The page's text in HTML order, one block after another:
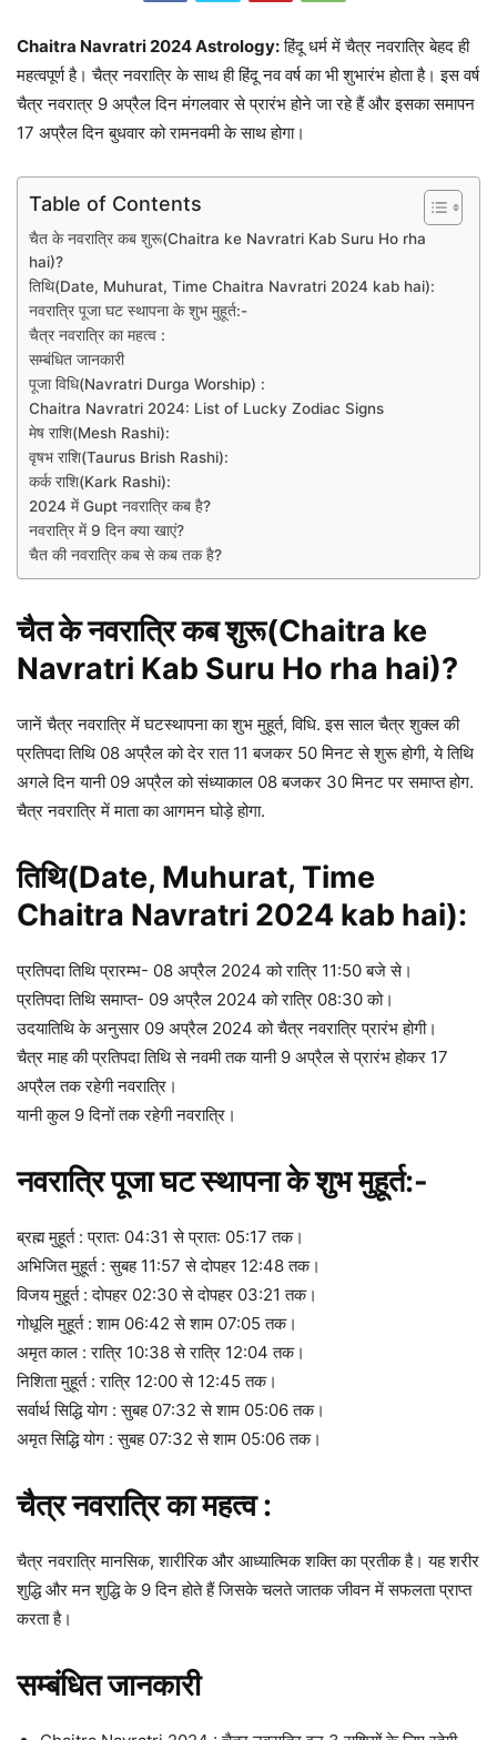
Chaitra Navratri 2024 Astrology:हिंदू धर्म में चैत्र नवरात्रि बेहद ही
महत्वपूर्ण है। चैत्र नवरात्रि के साथ ही हिंदू नव वर्ष का भी शुभारंभ होता है। इस वर्ष
चैत्र नवरात्र 9 अप्रैल दिन मंगलवार से प्रारंभ होने जा रहे हैं और इसका समापन
17 अप्रैल दिन बुधवार को रामनवमी के साथ होगा।
Table of Contents
चैत के नवरात्रि कब शुरू(Chaitra ke Navratri Kab Suru Ho rha
hai)?
तिथि(Date, Muhurat, Time Chaitra Navratri 2024 kab hai):
नवरात्रि पूजा घट स्थापना के शुभ मुहूर्त:-
चैत्र नवरात्र‍ि का महत्व :
सम्बंधित जानकारी
पूजा विधि(Navratri Durga Worship) :
Chaitra Navratri 2024: List of Lucky Zodiac Signs
मेष राशि(Mesh Rashi):
वृषभ राशि(Taurus Brish Rashi):
कर्क राशि(Kark Rashi):
2024 में Gupt नवरात्रि कब है?
नवरात्रि में 9 दिन क्या खाएं?
चैत की नवरात्रि कब से कब तक है?
चैत के नवरात्रि कब शुरू(Chaitra ke
Navratri Kab Suru Ho rha hai)?
जानें चैत्र नवरात्रि में घटस्थापना का शुभ मुहूर्त, विधि. इस साल चैत्र शुक्ल की
प्रतिपदा तिथि 08 अप्रैल को देर रात 11 बजकर 50 मिनट से शुरू होगी, ये तिथि
अगले दिन यानी 09 अप्रैल को संध्याकाल 08 बजकर 30 मिनट पर समाप्त होग.
चैत्र नवरात्रि में माता का आगमन घोड़े होगा.
तिथि(Date, Muhurat, Time
Chaitra Navratri 2024 kab hai):
प्रतिपदा तिथि प्रारम्भ- 08 अप्रैल 2024 को रात्रि 11:50 बजे से।
प्रतिपदा तिथि समाप्त- 09 अप्रैल 2024 को रात्रि 08:30 को।
उदयातिथि के अनुसार 09 अप्रैल 2024 को चैत्र नवरात्रि प्रारंभ होगी।
चैत्र माह की प्रतिपदा तिथि से नवमी तक यानी 9 अप्रैल से प्रारंभ होकर 17
अप्रैल तक रहेगी नवरात्रि।
यानी कुल 9 दिनों तक रहेगी नवरात्र‍ि।
नवरात्रि पूजा घट स्थापना के शुभ मुहूर्त:-
ब्रह्म मुहूर्त : प्रात: 04:31 से प्रात: 05:17 तक।
अभिजित मुहूर्त : सुबह 11:57 से दोपहर 12:48 तक।
विजय मुहूर्त : दोपहर 02:30 से दोपहर 03:21 तक।
गोधूलि मुहूर्त : शाम 06:42 से शाम 07:05 तक।
अमृत काल : रात्रि 10:38 से रात्रि 12:04 तक।
निशिता मुहूर्त : रात्रि 12:00 से 12:45 तक।
सर्वार्थ सिद्धि योग : सुबह 07:32 से शाम 05:06 तक।
अमृत सिद्धि योग : सुबह 07:32 से शाम 05:06 तक।
चैत्र नवरात्र‍ि का महत्व :
चैत्र नवरात्रि मानसिक, शारीरिक और आध्यात्मिक शक्ति का प्रतीक है। यह शरीर
शुद्धि और मन शुद्धि के 9 दिन होते हैं जिसके चलते जातक जीवन में सफलता प्राप्त
करता है।
सम्बंधित जानकारी